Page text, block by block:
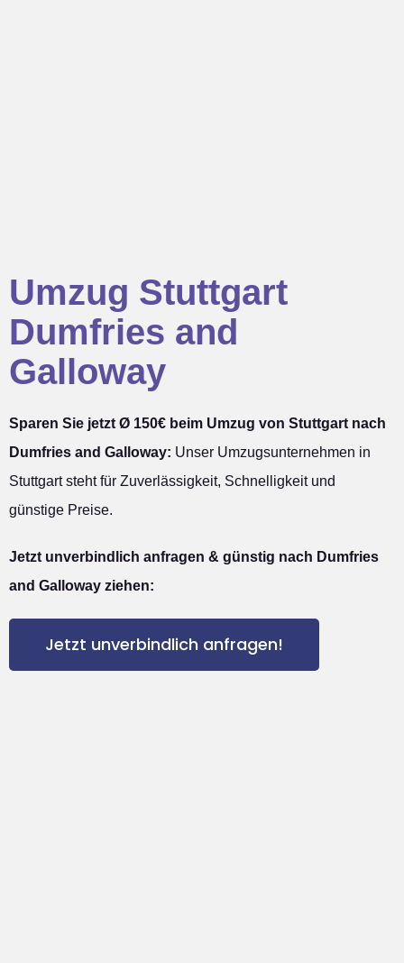
Umzug Stuttgart
Dumfries and
Galloway
Sparen Sie jetzt Ø 150€ beim Umzug von Stuttgart nach
Dumfries and Galloway: Unser Umzugsunternehmen in
Stuttgart steht für Zuverlässigkeit, Schnelligkeit und
günstige Preise.
Jetzt unverbindlich anfragen & günstig nach Dumfries
and Galloway ziehen:
Jetzt unverbindlich anfragen!